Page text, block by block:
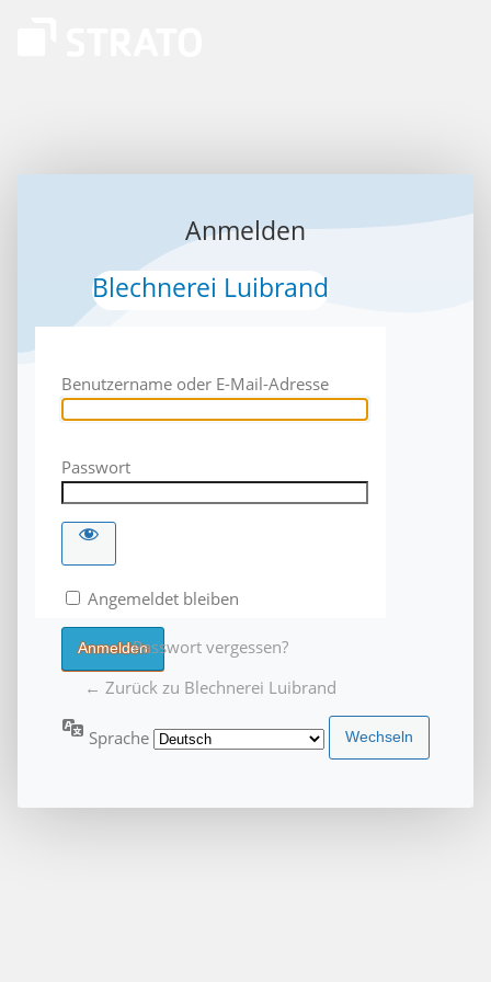
Anmelden
Blechnerei Luibrand
Benutzername oder E-Mail-Adresse
Passwort
Angemeldet bleiben
Passwort vergessen?
← Zurück zu Blechnerei Luibrand
Sprache